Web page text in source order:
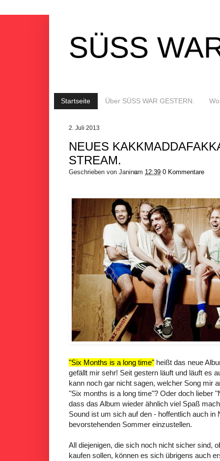
SÜSS
Startseite Über SÜSS WAR GESTERN.
2. Juli 2013
NEUES
STREAM.
Geschrieben von Janinaum 12:39 0 Kommentare
"Six Months is a long time" heißt das neue
gefällt mir sehr! Seit gestern läuft und läuft es
kann noch gar nicht sagen, welcher Song mir
"Six months is a long time"? Oder doch lieber
dass das Album wieder ähnlich viel Spaß
Sound ist um sich auf den - hoffentlich auch in
bevorstehenden Sommer einzustellen.
All diejenigen, die sich noch nicht sicher sind,
kaufen sollen, können es sich übrigens auch